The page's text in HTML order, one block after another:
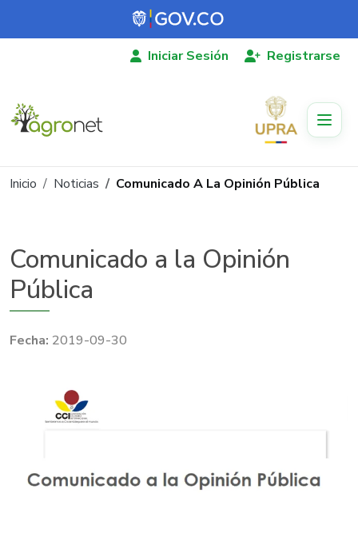
Pasar al contenido principal
Iniciar Sesión Registrarse
Ruta de navegación
Inicio Noticias Comunicado A La Opinión Pública
Comunicado a la Opinión
Pública
2019-09-30